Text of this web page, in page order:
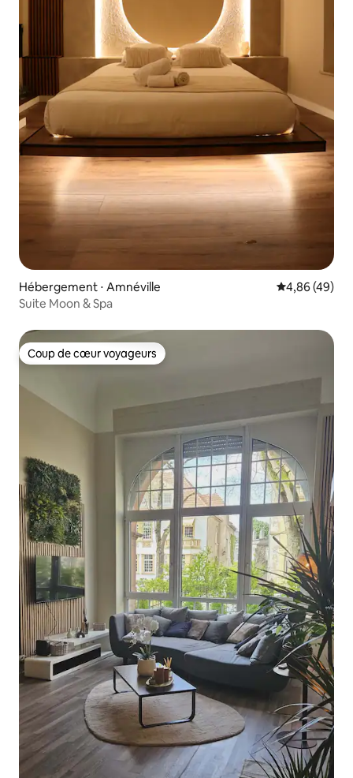
Hébergement ⋅ Amnéville Évaluation
4,86 (49)
Suite Moon & Spa
Coup de cœur voyageurs
Coup de cœur voyageurs